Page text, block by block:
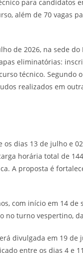
para candidatos
além de 70 vagas
de 2026, na sede
eliminatórias:
técnico. Segundo
realizados em
dias 13 de julho e
horária total de
A proposta é
com início em 14
no turno vespertino,
divulgada em 19 de
entre os dias 4 e